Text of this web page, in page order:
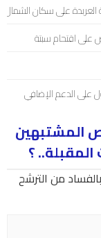
على سكان
على اقتحام سبتة
على الدعم الإضافي
المشتبهين
المقبلة.. ؟
من الترشح